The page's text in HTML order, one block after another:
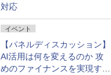
対応
イベント
【パネルディスカッション】
AI活用は何を変えるのか 攻
めのファイナンスを実現する